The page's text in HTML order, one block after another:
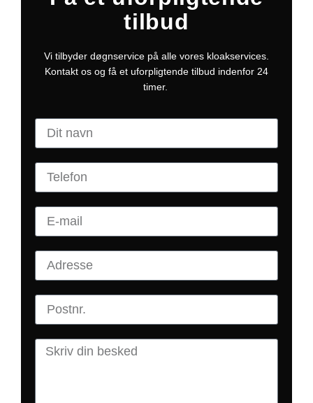
tilbud
Vi tilbyder døgnservice på alle vores kloakservices.
Kontakt os og få et uforpligtende tilbud indenfor 24
timer.